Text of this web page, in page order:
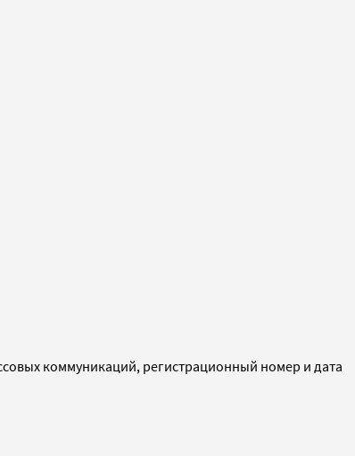
коммуникаций, регистрационный номер и дата